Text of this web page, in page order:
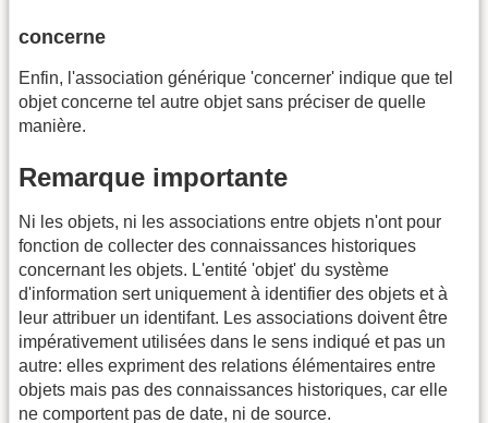
concerne
Enfin, l'association générique 'concerner' indique que tel
objet concerne tel autre objet sans préciser de quelle
manière.
Remarque importante
Ni les objets, ni les associations entre objets n'ont pour
fonction de collecter des connaissances historiques
concernant les objets. L'entité 'objet' du système
d'information sert uniquement à identifier des objets et à
leur attribuer un identifant. Les associations doivent être
impérativement utilisées dans le sens indiqué et pas un
autre: elles expriment des relations élémentaires entre
objets mais pas des connaissances historiques, car elle
ne comportent pas de date, ni de source.